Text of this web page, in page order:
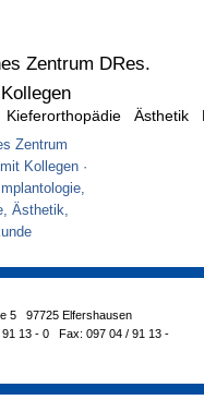
Zentrum DRes.
Ästhetik
5 97725 Elfershausen
91 13 - 0 Fax: 097 04 / 91 13 -